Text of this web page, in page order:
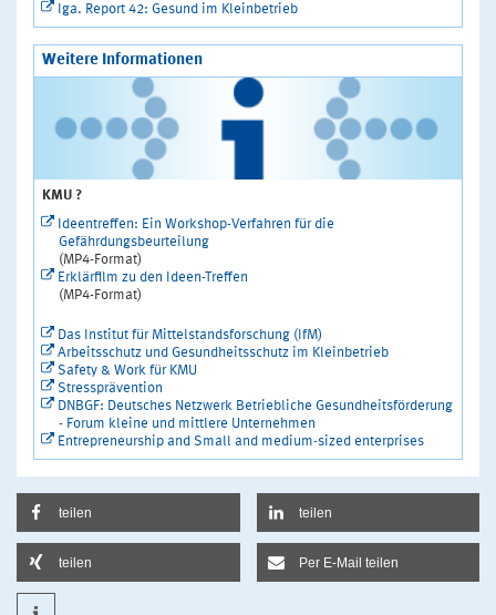
Iga. Report 42: Gesund im Kleinbetrieb
Weitere Informationen
KMU ?
Ideentreffen: Ein Workshop-Verfahren für die
Gefährdungsbeurteilung
(MP4-Format)
Erklärfilm zu den Ideen-Treffen
(MP4-Format)
Das Institut für Mittelstandsforschung (IfM)
Arbeitsschutz und Gesundheitsschutz im Kleinbetrieb
Safety & Work für KMU
Stressprävention
DNBGF: Deutsches Netzwerk Betriebliche Gesundheitsförderung
- Forum kleine und mittlere Unternehmen
Entrepreneurship and Small and medium-sized enterprises
teilen teilen
teilen Per E-Mail teilen